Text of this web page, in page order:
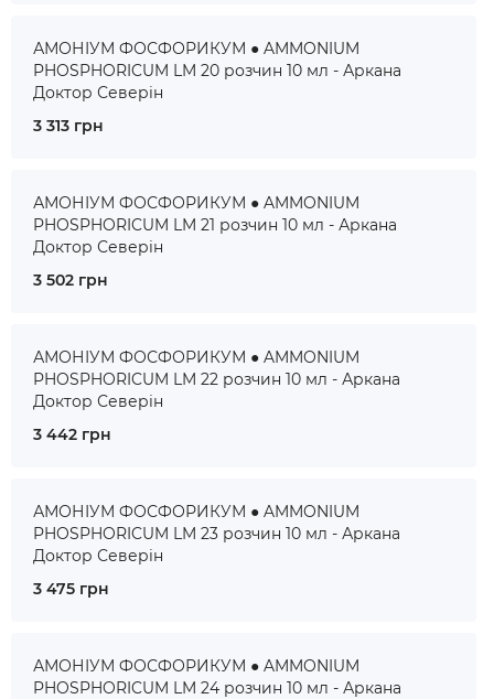
АМОНІУМ ФОСФОРИКУМ ● AMMONIUM
PHOSPHORICUM LM 20 розчин 10 мл - Аркана
Доктор Северін
3 313 грн
АМОНІУМ ФОСФОРИКУМ ● AMMONIUM
PHOSPHORICUM LM 21 розчин 10 мл - Аркана
Доктор Северін
3 502 грн
АМОНІУМ ФОСФОРИКУМ ● AMMONIUM
PHOSPHORICUM LM 22 розчин 10 мл - Аркана
Доктор Северін
3 442 грн
АМОНІУМ ФОСФОРИКУМ ● AMMONIUM
PHOSPHORICUM LM 23 розчин 10 мл - Аркана
Доктор Северін
3 475 грн
АМОНІУМ ФОСФОРИКУМ ● AMMONIUM
PHOSPHORICUM LM 24 розчин 10 мл - Аркана